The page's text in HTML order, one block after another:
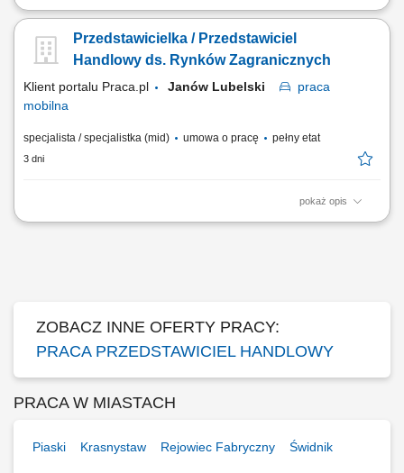
Opis stanowiska: Pozyskiwanie nowych partnerów biznesowych oraz
oświatowo-wychowawczego; Przeprowadzanie bezpośrednich spotkań
handlowych i prezentacja asortymentu wyposażenia, sprzętu
Przedstawicielka / Przedstawiciel
Handlowy ds. Rynków Zagranicznych
Klient portalu Praca.pl Janów Lubelski
praca
mobilna
specjalista / specjalistka (mid) umowa o pracę pełny etat
3 dni
pokaż opis
Aktywne pozyskiwanie nowych klientów biznesowych oraz partnerów
ZOBACZ INNE OFERTY PRACY:
PRACA PRZEDSTAWICIEL HANDLOWY
PRACA W MIASTACH
Piaski Krasnystaw Rejowiec Fabryczny Świdnik